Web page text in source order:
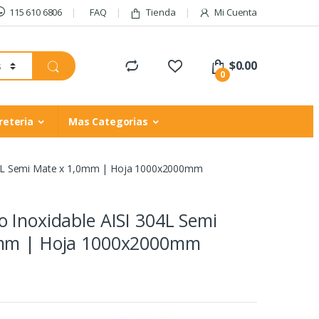
115 610 6806 FAQ Tienda Mi Cuenta
0
$0.00
Mas Categorias
Semi Mate x 1,0mm | Hoja 1000x2000mm
Inoxidable AISI 304L Semi
| Hoja 1000x2000mm